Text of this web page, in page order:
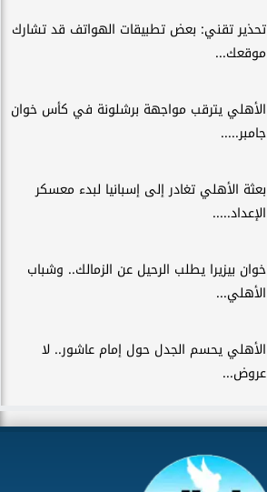
تحذير تقني: بعض تطبيقات الهواتف قد تشارك
موقعك...
الأهلي يترقب مواجهة برشلونة في كأس خوان
جامبر.....
بعثة الأهلي تغادر إلى إسبانيا لبدء معسكر
الإعداد.....
خوان بيزيرا يطلب الرحيل عن الزمالك.. وشباب
الأهلي...
الأهلي يحسم الجدل حول إمام عاشور.. لا
عروض...